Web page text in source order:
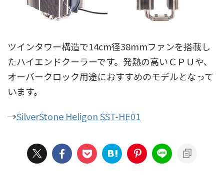
ツインタワー構造で14cm径38mmファンを搭載し
たハイエンドクーラーです。発熱の高いＣＰＵや、
オーバークロック用途におすすめのモデルとなって
います。
→SilverStone Heligon SST-HE01